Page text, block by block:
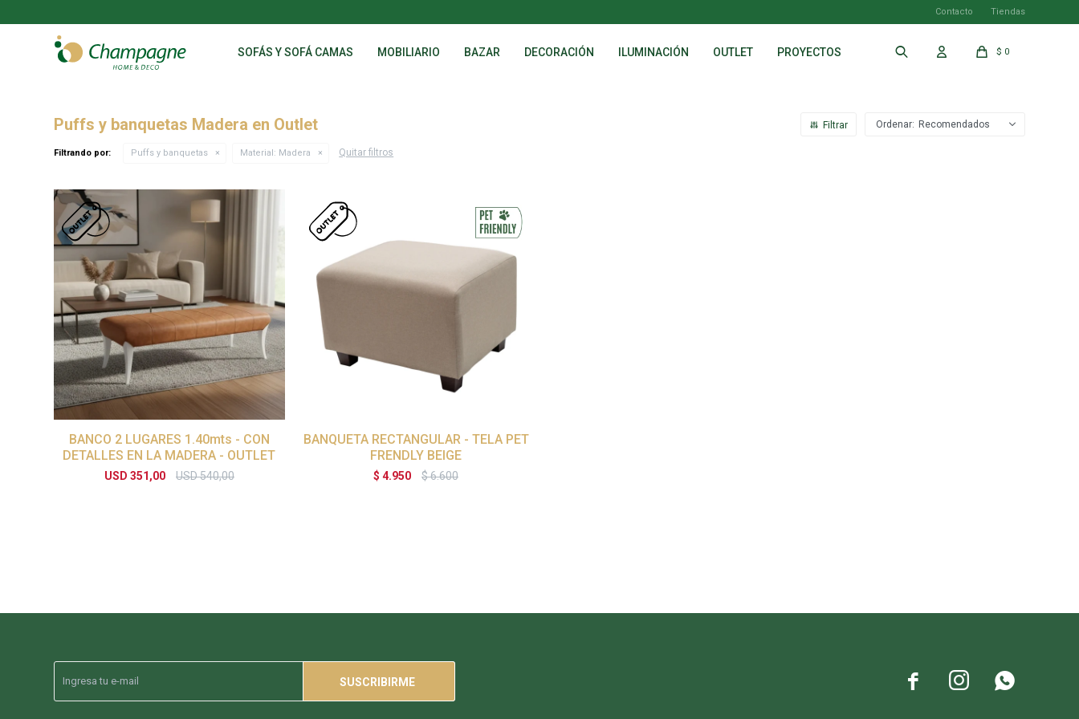
SOFÁS Y SOFÁ CAMAS MOBILIARIO BAZAR DECORACIÓN ILUMINACIÓN OUTLET PROYECTOS $ 0
Contacto Tiendas
Puffs y banquetas Madera en Outlet Recomendados
Filtrando por: Puffs y banquetas Material: Madera Quitar filtros
BANCO 2 LUGARES 1.40mts - CON
DETALLES EN LA MADERA - OUTLET
USD 351,00 USD540,00
BANQUETA RECTANGULAR - TELA PET
FRENDLY BEIGE
$ 4.950 $6.600
SUSCRIBIRME   